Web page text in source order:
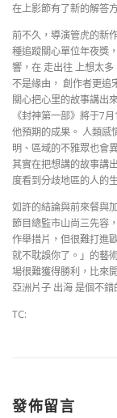
在上影節有了新的解答
前不久，導演管虎的新
種追蹤關心單位年夜獎
響，在 走出往 上想太
不是緣由， 創作者更追
關心把心里的故事講出
《封神第一部》將于7
他預期的成果。 人類感
明、區域的不雅眾也會
其實在把想講的故事講
度看到分歧地區的人的
如許的結論與前來餐與
節目總監市山尚三先容
作舉措片，但很難打進
就不耽誤你了。」的藝
場很難獲得勝利，比來
亞洲片子 出海 是個不錯
TC:
發佈留言